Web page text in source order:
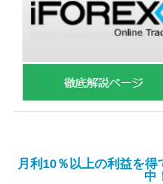
月利10％以上の利益を得
中